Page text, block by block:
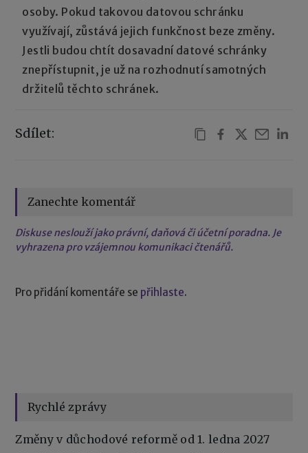
osoby. Pokud takovou datovou schránku
využívají, zůstává jejich funkčnost beze změny.
Jestli budou chtít dosavadní datové schránky
znepřístupnit, je už na rozhodnutí samotných
držitelů těchto schránek.
Sdílet:
Zanechte komentář
Diskuse neslouží jako právní, daňová či účetní poradna. Je
vyhrazena pro vzájemnou komunikaci čtenářů.
Pro přidání komentáře se přihlaste.
Rychlé zprávy
Změny v důchodové reformě od 1. ledna 2027